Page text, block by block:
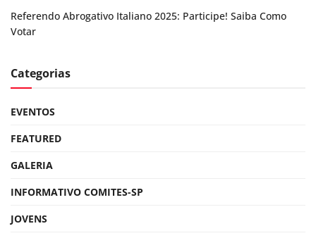
Referendo Abrogativo Italiano 2025: Participe! Saiba Como
Votar
Categorias
EVENTOS
FEATURED
GALERIA
INFORMATIVO COMITES-SP
JOVENS